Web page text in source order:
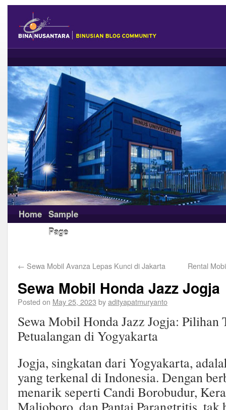
Home Sample
Page
← Sewa Mobil Avanza Lepas Kunci di Jakarta Rental
Sewa Mobil Honda Jazz Jogja
Posted on May 25, 2023 byadityapatmuryanto
Sewa Mobil Honda Jazz Jogja: Pilihan
Petualangan di Yogyakarta
Jogja, singkatan dari Yogyakarta,
yang terkenal di Indonesia. Dengan
menarik seperti Candi Borobudur,
Malioboro, dan Pantai Parangtritis, tak